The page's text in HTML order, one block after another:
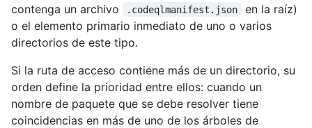
contenga un archivo
.codeqlmanifest.json
en la raíz)
o el elemento primario inmediato de uno o varios
directorios de este tipo.
Si la ruta de acceso contiene más de un directorio, su
orden define la prioridad entre ellos: cuando un
nombre de paquete que se debe resolver tiene
coincidencias en más de uno de los árboles de